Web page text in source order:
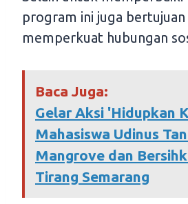
program ini juga
memperkuat hubungan
Baca Juga:
Gelar Aksi 'Hidupkan
Mahasiswa Udinus
Mangrove dan
Tirang Semarang